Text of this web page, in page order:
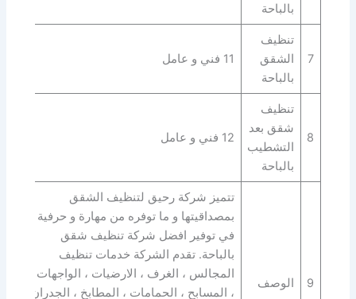
بالباحة
7
تنظيف
الشقق
بالباحة
11 فني و عامل
8
تنظيف
شقق بعد
التشطيب
بالباحة
12 فني و عامل
9 الوصف
تتميز شركة رحيق لتنظيف الشقق
بمصداقيتها و ما توفره من مهارة و حرفية
في توفير افضل شركة تنظيف شقق
بالباحة. تقدم الشركة خدمات تنظيف
المجالس ، الغرف ، الارضيات ، الواجهات
، المسابح ، الحمامات ، المطابخ ، الجدران